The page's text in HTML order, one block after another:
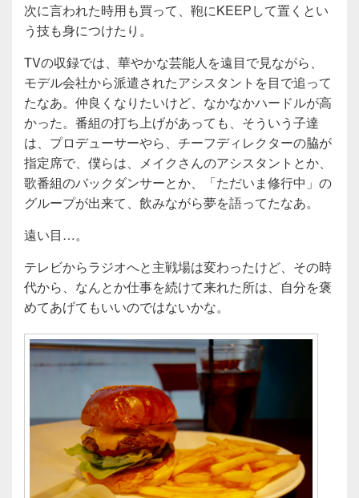
次に言われた時用も買って、鞄にKEEPして置くとい
う技も身につけたり。
TVの収録では、華やかな芸能人を遠目で見ながら、
モデル会社から派遣されたアシスタントを目で追って
たなあ。仲良くなりたいけど、なかなかハードルが高
かった。番組の打ち上げがあっても、そういう子達
は、プロデューサーやら、チーフディレクターの脇が
指定席で、僕らは、メイクさんのアシスタントとか、
歌番組のバックダンサーとか、「ただいま修行中」の
グループが出来て、飲みながら夢を語ってたなあ。
遠い目…。
テレビからラジオへと主戦場は変わったけど、その時
代から、なんとか仕事を続けて来れた所は、自分を褒
めてあげてもいいのではないかな。